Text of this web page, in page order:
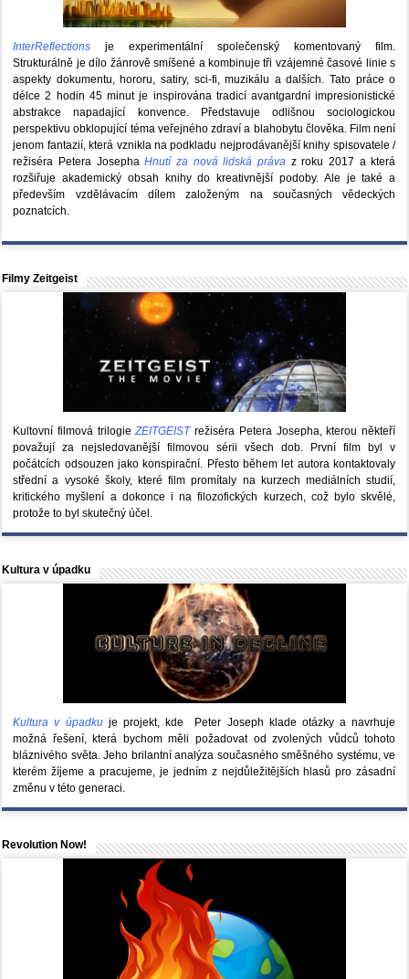
InterReflections je experimentální společenský komentovaný film.
Strukturálně je dílo žánrově smíšené a kombinuje tři vzájemné časové linie s
aspekty dokumentu, hororu, satiry, sci-fi, muzikálu a dalších. Tato práce o
délce 2 hodin 45 minut je inspirována tradicí avantgardní impresionistické
abstrakce napadající konvence. Představuje odlišnou sociologickou
perspektivu obklopující téma veřejného zdraví a blahobytu člověka. Film není
jenom fantazií, která vznikla na podkladu nejprodávanější knihy spisovatele /
režiséra Petera JosephaHnutí za nová lidská právaz roku 2017 a která
rozšiřuje akademický obsah knihy do kreativnější podoby. Ale je také a
především vzdělávacím dílem založeným na současných vědeckých
poznatcích.
Filmy Zeitgeist
Kultovní filmová trilogieZEITGEISTrežiséra Petera Josepha, kterou někteří
považují za nejsledovanější filmovou sérii všech dob. První film byl v
počátcích odsouzen jako konspirační. Přesto během let autora kontaktovaly
střední a vysoké školy, které film promítaly na kurzech mediálních studií,
kritického myšlení a dokonce i na filozofických kurzech, což bylo skvělé,
protože to byl skutečný účel.
Kultura v úpadku
Kultura v úpadkuje projekt, kde Peter Joseph klade otázky a navrhuje
možná řešení, která bychom měli požadovat od zvolených vůdců tohoto
bláznivého světa. Jeho brilantní analýza současného směšného systému, ve
kterém žíjeme a pracujeme, je jedním z nejdůležitějších hlasů pro zásadní
změnu v této generaci.
Revolution Now!